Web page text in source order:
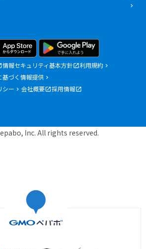
情報セキュリティ基本方針
利用規約
基づく情報提供
シー
会社概要 採用情報
Inc. All rights reserved.